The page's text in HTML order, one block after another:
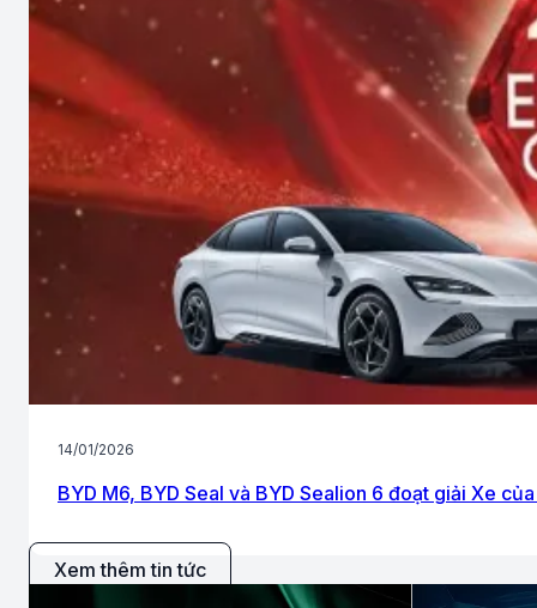
14/01/2026
BYD M6, BYD Seal và BYD Sealion 6 đoạt giải Xe
Xem thêm tin tức